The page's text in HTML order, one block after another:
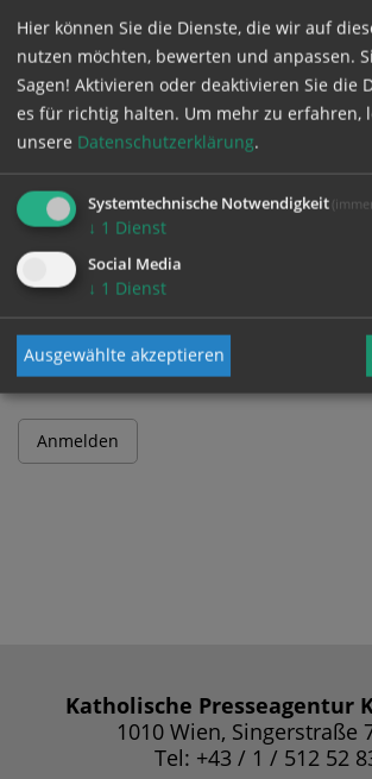
GESCHÜTZTER BEREICH
Bitte melden Sie sich mit Ihrem
und Passwort an.
Benutzername
Katholische Presseagentur
1010 Wien, Singerstraße
Tel: +43 / 1 / 512 52
Hier können Sie die Dienste, die wir auf
nutzen möchten, bewerten und anpassen.
Sagen! Aktivieren oder deaktivieren Sie die
es für richtig halten. Um mehr zu erfahren,
unsere Datenschutzerklärung.
Systemtechnische Notwendigkeit
↓ 1 Dienst
Social Media
↓ 1 Dienst
Ausgewählte akzeptieren